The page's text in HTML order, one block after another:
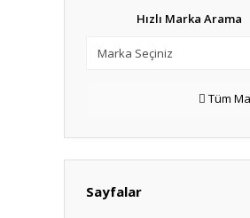
Hızlı Marka Arama
Tüm
Sayfalar